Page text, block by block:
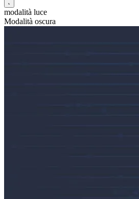
modalità luce
Modalità oscura